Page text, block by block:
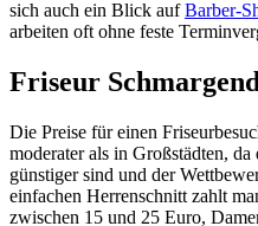
sich auch ein Blick aufBarber-
arbeiten oft ohne feste
Friseur
Die Preise für einen
moderater als in Großstädten,
günstiger sind und der
einfachen Herrenschnitt zahlt
zwischen 15 und 25 Euro,